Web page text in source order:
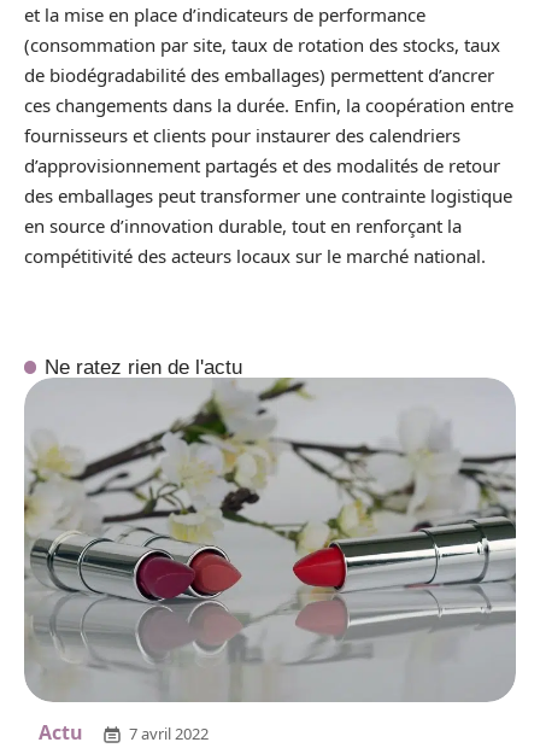
et la mise en place d’indicateurs de performance
(consommation par site, taux de rotation des stocks, taux
de biodégradabilité des emballages) permettent d’ancrer
ces changements dans la durée. Enfin, la coopération entre
fournisseurs et clients pour instaurer des calendriers
d’approvisionnement partagés et des modalités de retour
des emballages peut transformer une contrainte logistique
en source d’innovation durable, tout en renforçant la
compétitivité des acteurs locaux sur le marché national.
Ne ratez rien de l'actu
Actu 7 avril 2022